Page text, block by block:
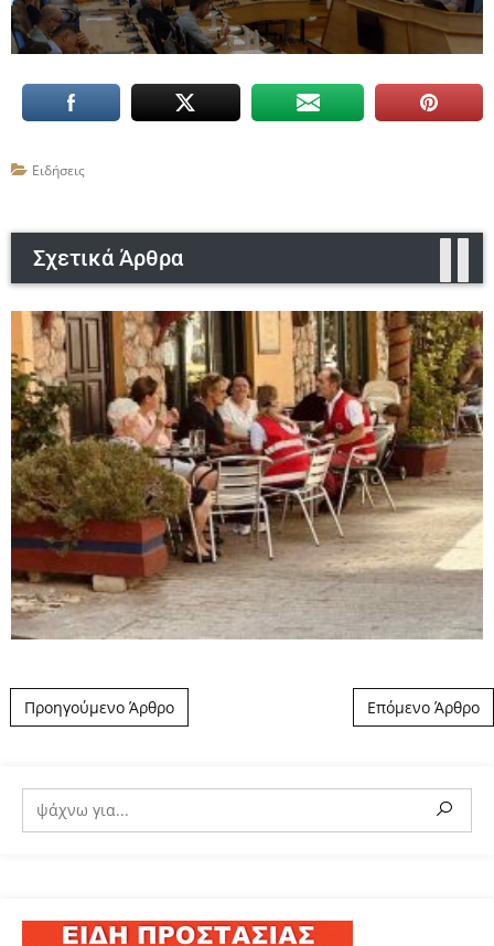
Ειδήσεις
Σχετικά Άρθρα
Post navigation
Προηγούμενο Άρθρο Επόμενο Άρθρο